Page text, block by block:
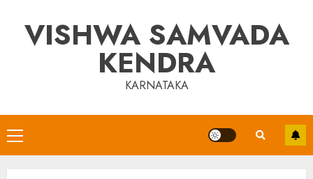
contentVISHWA SAMVADA
KENDRA
KARNATAKA
Primary
Menu